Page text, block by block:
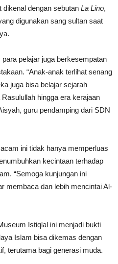
dengan sebutan La Lino,
digunakan sang sultan saat
pelajar juga berkesempatan
“Anak-anak terlihat senang
juga bisa belajar sejarah
hingga era kerajaan
guru pendamping dari SDN
ini tidak hanya memperluas
kecintaan terhadap
“Semoga kunjungan ini
membaca dan lebih mencintai Al-
Istiqlal ini menjadi bukti
Islam bisa dikemas dengan
terutama bagi generasi muda.